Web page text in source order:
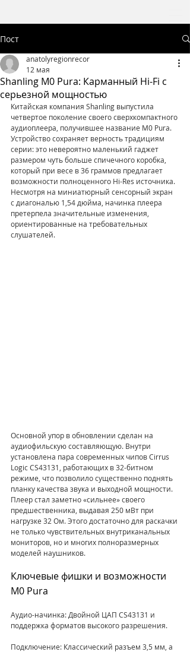
Пост
Shanling M0 Pura: Карманный Hi-Fi с
серьезной мощностью
anatolyregionrecor
12 мая
Китайская компания Shanling выпустила
четвертое поколение своего сверхкомпактного
аудиоплеера, получившее название M0 Pura.
Устройство сохраняет верность традициям
серии: это невероятно маленький гаджет
размером чуть больше спичечного коробка,
который при весе в 36 граммов предлагает
возможности полноценного Hi-Res источника.
Несмотря на миниатюрный сенсорный экран
с диагональю 1,54 дюйма, начинка плеера
претерпела значительные изменения,
ориентированные на требовательных
слушателей.
Основной упор в обновлении сделан на
аудиофильскую составляющую. Внутри
установлена пара современных чипов Cirrus
Logic CS43131, работающих в 32-битном
режиме, что позволило существенно поднять
планку качества звука и выходной мощности.
Плеер стал заметно «сильнее» своего
предшественника, выдавая 250 мВт при
нагрузке 32 Ом. Этого достаточно для раскачки
не только чувствительных внутриканальных
мониторов, но и многих полноразмерных
моделей наушников.
Ключевые фишки и возможности
M0 Pura
Аудио-начинка: Двойной ЦАП CS43131 и
поддержка форматов высокого разрешения.
Подключение: Классический разъем 3,5 мм, а